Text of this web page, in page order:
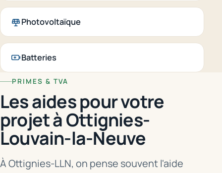
Photovoltaïque
Batteries
PRIMES & TVA
Les aides pour votre
projet à Ottignies-
Louvain-la-Neuve
À Ottignies-LLN, on pense souvent l'aide